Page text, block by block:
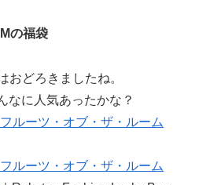
の福袋
おどろきましたね。
なに人気あったかな？
ルーツ・オブ・ザ・ルーム
ルーツ・オブ・ザ・ルーム